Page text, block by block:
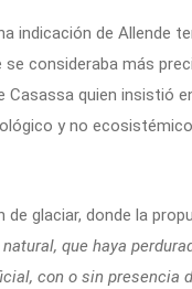
indicación de Allende
se consideraba más
quien insistió
y no
glaciar, donde la
que haya
con o sin